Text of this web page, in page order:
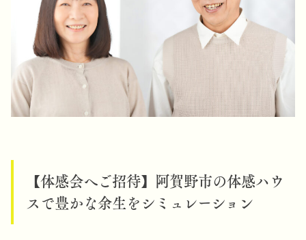
【体感会へご招待】阿賀野市の体感ハウ
スで豊かな余生をシミュレーション